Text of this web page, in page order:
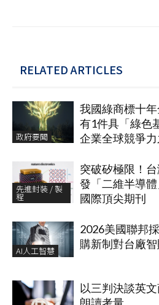
RELATED ARTICLES
政府要聞
我國綠商標十
有1件具「綠色
企業全球競爭
先進封裝 / 製
程
突破矽極限！
發「二維半導
國際頂尖期刊
AI人工智慧
2026美國聯邦
購新制對台廠
以三判決談英
朗讀考量